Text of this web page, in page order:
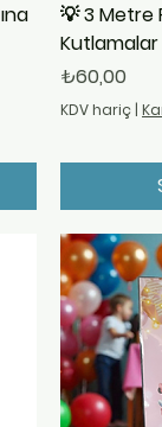
💡 3 Metre
Kutlamalar
Fiyat
₺60,00
KDV hariç |